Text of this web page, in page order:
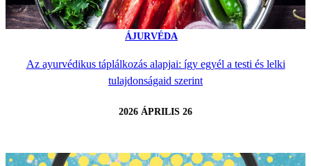
ÁJURVÉDA
Az ayurvédikus táplálkozás alapjai: így egyél a testi és lelki
tulajdonságaid szerint
2026 ÁPRILIS 26